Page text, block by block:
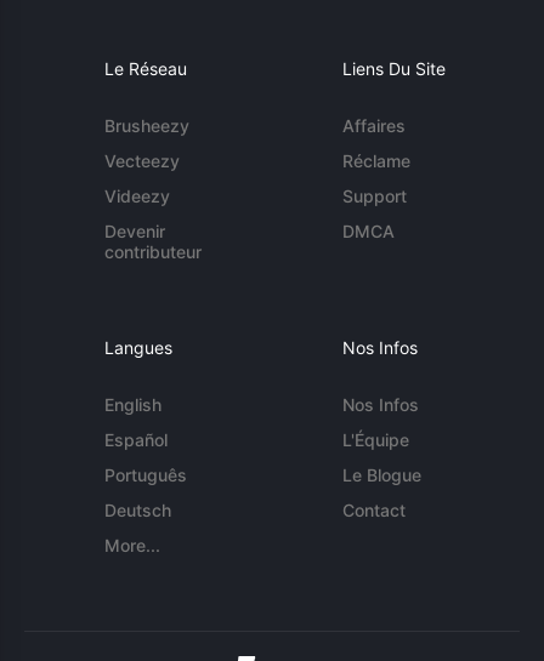
Le Réseau
Brusheezy
Vecteezy
Videezy
Devenir
contributeur
Liens Du Site
Affaires
Réclame
Support
DMCA
Langues
English
Español
Português
Deutsch
More...
Nos Infos
Nos Infos
L'Équipe
Le Blogue
Contact